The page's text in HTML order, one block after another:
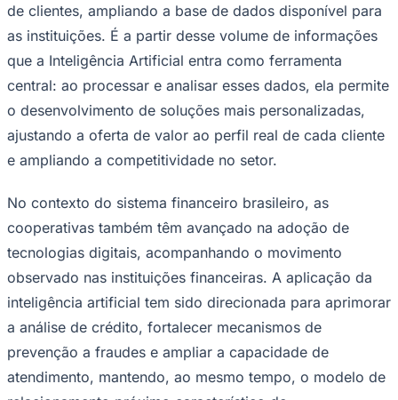
de clientes, ampliando a base de dados disponível para
as instituições. É a partir desse volume de informações
que a Inteligência Artificial entra como ferramenta
central: ao processar e analisar esses dados, ela permite
o desenvolvimento de soluções mais personalizadas,
ajustando a oferta de valor ao perfil real de cada cliente
e ampliando a competitividade no setor.
No contexto do sistema financeiro brasileiro, as
cooperativas também têm avançado na adoção de
tecnologias digitais, acompanhando o movimento
observado nas instituições financeiras. A aplicação da
inteligência artificial tem sido direcionada para aprimorar
a análise de crédito, fortalecer mecanismos de
prevenção a fraudes e ampliar a capacidade de
atendimento, mantendo, ao mesmo tempo, o modelo de